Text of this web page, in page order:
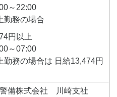
～22:00
勤務の場合
円以上
～07:00
勤務の場合は 日給13,474円
備株式会社 川崎支社